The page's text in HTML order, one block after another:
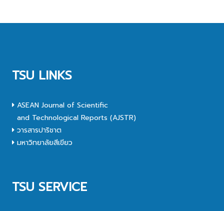
TSU LINKS
ASEAN Journal of Scientific
and Technological Reports (AJSTR)
วารสารปาริชาต
มหาวิทยาลัยสีเขียว
TSU SERVICE